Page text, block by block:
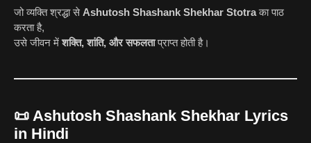
जो व्यक्ति श्रद्धा से Ashutosh Shashank Shekhar Stotraका पाठ
करता है,
उसे जीवन मेंशक्ति, शांति, और सफलताप्राप्त होती है।
📜 Ashutosh Shashank Shekhar Lyrics
in Hindi